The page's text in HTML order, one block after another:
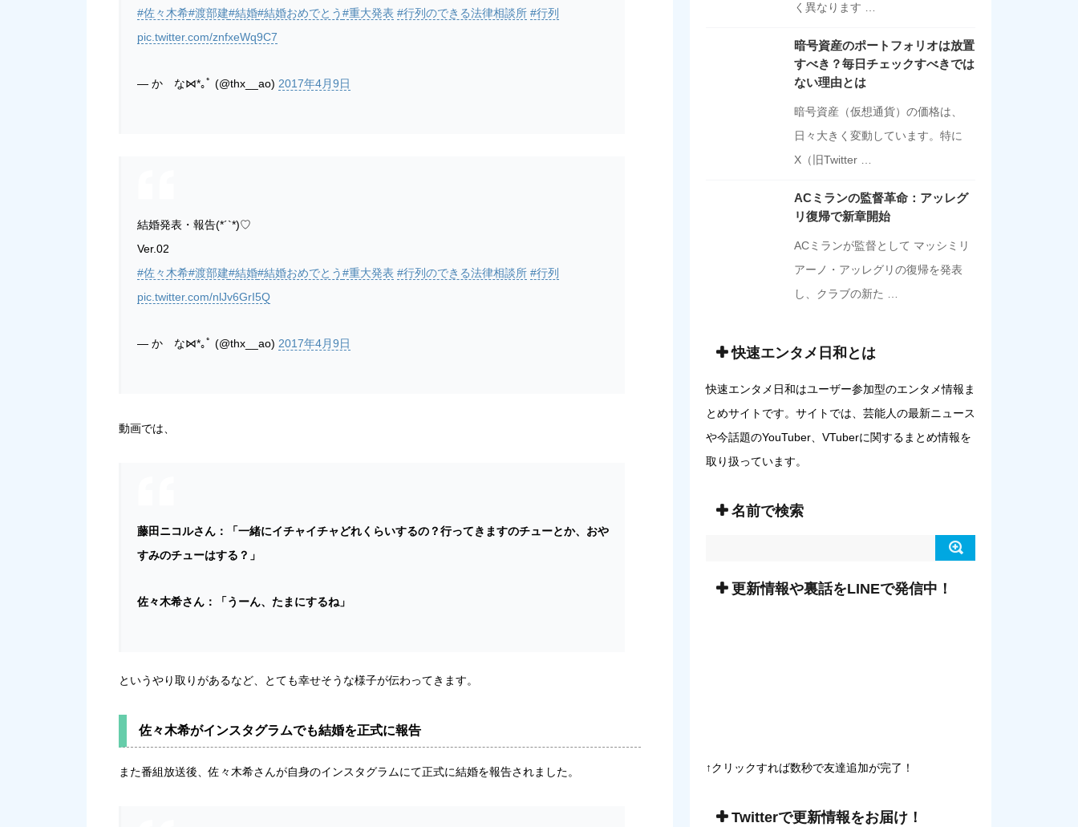
#佐々木希#渡部建#結婚#結婚おめでとう#重大発表 #行列のできる法律相談所 #行列
pic.twitter.com/znfxeWq9C7
— か な⋈*｡ﾟ (@thx__ao) 2017年4月9日
結婚発表・報告(*´`*)♡
Ver.02
#佐々木希#渡部建#結婚#結婚おめでとう#重大発表 #行列のできる法律相談所 #行列
pic.twitter.com/nlJv6GrI5Q
— か な⋈*｡ﾟ (@thx__ao) 2017年4月9日
動画では、
藤田ニコルさん：「一緒にイチャイチャどれくらいするの？行ってきますのチューとか、おや
すみのチューはする？」
佐々木希さん：「うーん、たまにするね」
というやり取りがあるなど、とても幸せそうな様子が伝わってきます。
佐々木希がインスタグラムでも結婚を正式に報告
また番組放送後、佐々木希さんが自身のインスタグラムにて正式に結婚を報告されました。
く異なります …
暗号資産のポートフォリオは放置
すべき？毎日チェックすべきでは
ない理由とは
暗号資産（仮想通貨）の価格は、
日々大きく変動しています。特に
X（旧Twitter …
ACミランの監督革命：アッレグ
リ復帰で新章開始
ACミランが監督として マッシミリ
アーノ・アッレグリの復帰を発表
し、クラブの新た …
快速エンタメ日和とは
快速エンタメ日和はユーザー参加型のエンタメ情報ま
とめサイトです。サイトでは、芸能人の最新ニュース
や今話題のYouTuber、VTuberに関するまとめ情報を
取り扱っています。
名前で検索
更新情報や裏話をLINEで発信中！
↑クリックすれば数秒で友達追加が完了！
Twitterで更新情報をお届け！